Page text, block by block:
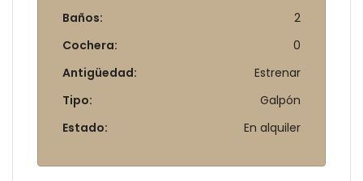
Baños:
2
Cochera:
0
Antigüedad:
Estrenar
Tipo:
Galpón
Estado:
En alquiler